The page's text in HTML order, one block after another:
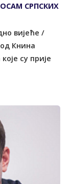
СРПСКИХ
вијеће /
Книна
су прије